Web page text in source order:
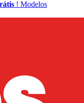
! Modelos